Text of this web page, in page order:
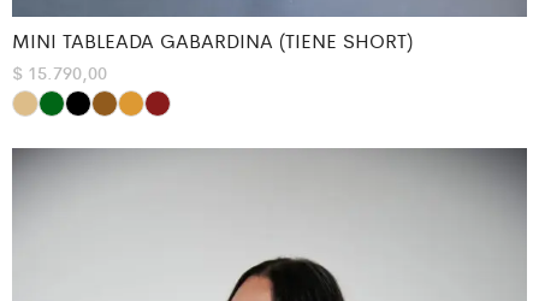
MINI TABLEADA GABARDINA (TIENE SHORT)
$ 15.790,00